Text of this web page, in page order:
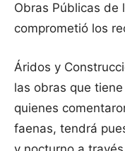
Obras Públicas de
comprometió los
Áridos y
las obras que
quienes
faenas, tendrá